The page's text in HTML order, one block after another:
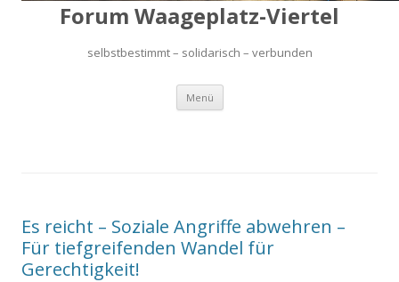
Forum Waageplatz-Viertel
selbstbestimmt – solidarisch – verbunden
Menü Springe
Inhalt
Es reicht – Soziale Angriffe abwehren –
Für tiefgreifenden Wandel für
Gerechtigkeit!